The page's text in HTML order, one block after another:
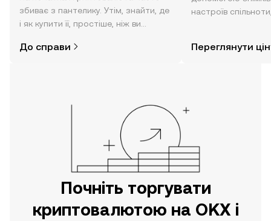
збиває з пантелику. Утім, знайти, де
і як купити її, простіше, ніж ви
за допомогою застосунку OKX для
До справи
настроїв
Переглянути
Почніть торгувати
криптовалютою на OKX і